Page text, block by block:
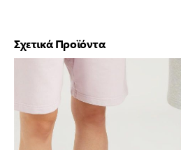
Σχετικά Προϊόντα